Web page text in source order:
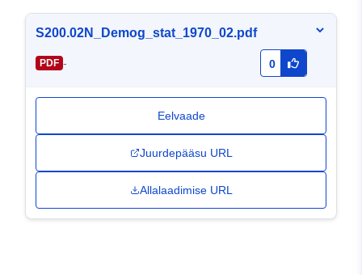
S200.02N_Demog_stat_1970_02.pdf
PDF - 0
Eelvaade
Juurdepääsu URL
Allalaadimise URL